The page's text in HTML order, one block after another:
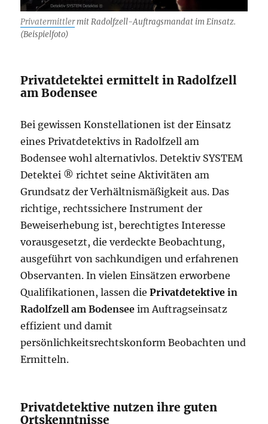
Privatermittlermit Radolfzell-Auftragsmandat im Einsatz.
(Beispielfoto)
Privatdetektei ermittelt in Radolfzell
am Bodensee
Bei gewissen Konstellationen ist der Einsatz
eines Privatdetektivs in Radolfzell am
Bodensee wohl alternativlos. Detektiv SYSTEM
Detektei ® richtet seine Aktivitäten am
Grundsatz der Verhältnismäßigkeit aus. Das
richtige, rechtssichere Instrument der
Beweiserhebung ist, berechtigtes Interesse
vorausgesetzt, die verdeckte Beobachtung,
ausgeführt von sachkundigen und erfahrenen
Observanten. In vielen Einsätzen erworbene
Qualifikationen, lassen diePrivatdetektive in
Radolfzell am Bodensee im Auftragseinsatz
effizient und damit
persönlichkeitsrechtskonform Beobachten und
Ermitteln.
Privatdetektive nutzen ihre guten
Ortskenntnisse